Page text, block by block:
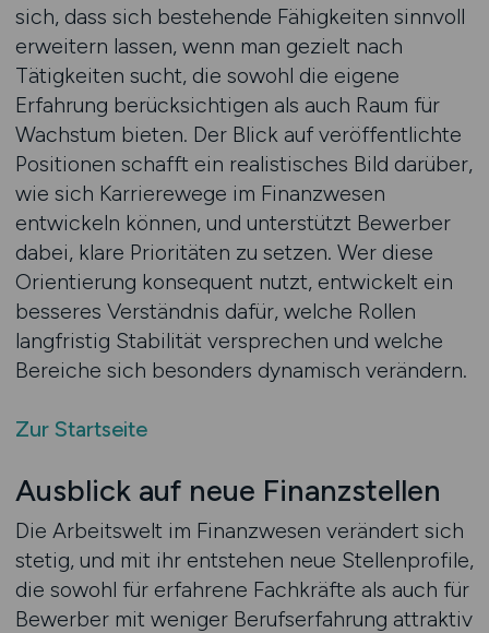
sich, dass sich bestehende Fähigkeiten sinnvoll
erweitern lassen, wenn man gezielt nach
Tätigkeiten sucht, die sowohl die eigene
Erfahrung berücksichtigen als auch Raum für
Wachstum bieten. Der Blick auf veröffentlichte
Positionen schafft ein realistisches Bild darüber,
wie sich Karrierewege im Finanzwesen
entwickeln können, und unterstützt Bewerber
dabei, klare Prioritäten zu setzen. Wer diese
Orientierung konsequent nutzt, entwickelt ein
besseres Verständnis dafür, welche Rollen
langfristig Stabilität versprechen und welche
Bereiche sich besonders dynamisch verändern.
Zur Startseite
Ausblick auf neue Finanzstellen
Die Arbeitswelt im Finanzwesen verändert sich
stetig, und mit ihr entstehen neue Stellenprofile,
die sowohl für erfahrene Fachkräfte als auch für
Bewerber mit weniger Berufserfahrung attraktiv